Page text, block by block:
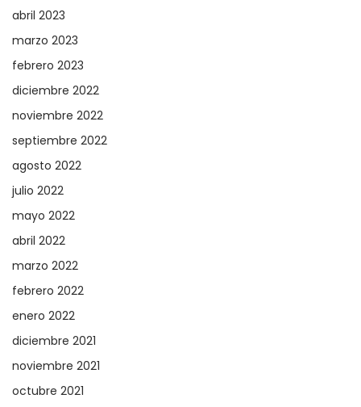
abril 2023
marzo 2023
febrero 2023
diciembre 2022
noviembre 2022
septiembre 2022
agosto 2022
julio 2022
mayo 2022
abril 2022
marzo 2022
febrero 2022
enero 2022
diciembre 2021
noviembre 2021
octubre 2021